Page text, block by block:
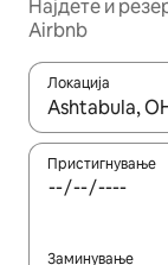
Најдете и
Airbnb
Локација
Кога
Пристигнување
Заминување